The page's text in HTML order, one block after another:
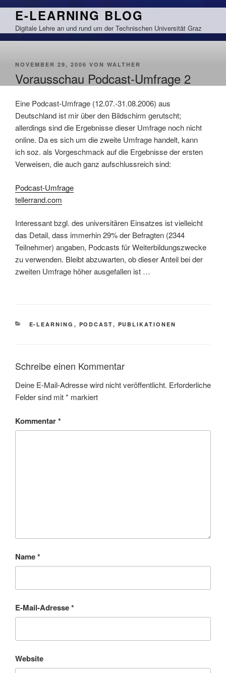
Zum
springen
E-LEARNING BLOG
Digitale Lehre an und rund um der Technischen Universität Graz
VERÖFFENTLICHT
NOVEMBER 29, 2006 VON WALTHER
Vorausschau Podcast-Umfrage 2
Eine Podcast-Umfrage (12.07.-31.08.2006) aus
Deutschland ist mir über den Bildschirm gerutscht;
allerdings sind die Ergebnisse dieser Umfrage noch nicht
online. Da es sich um die zweite Umfrage handelt, kann
ich soz. als Vorgeschmack auf die Ergebnisse der ersten
Verweisen, die auch ganz aufschlussreich sind:
Podcast-Umfrage
tellerrand.com
Interessant bzgl. des universitären Einsatzes ist vielleicht
das Detail, dass immerhin 29% der Befragten (2344
Teilnehmer) angaben, Podcasts für Weiterbildungszwecke
zu verwenden. Bleibt abzuwarten, ob dieser Anteil bei der
zweiten Umfrage höher ausgefallen ist …
KATEGORIEN
E-LEARNING , PODCAST, PUBLIKATIONEN
Schreibe einen Kommentar
Deine E-Mail-Adresse wird nicht veröffentlicht. Erforderliche
Felder sind mit* markiert
Kommentar*
Name*
E-Mail-Adresse*
Website